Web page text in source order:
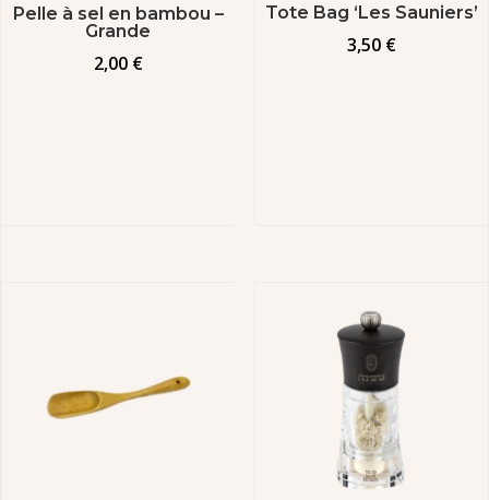
Pelle à sel en bambou –
Grande
2,00 €
Tote Bag ‘Les Sauniers’
3,50 €